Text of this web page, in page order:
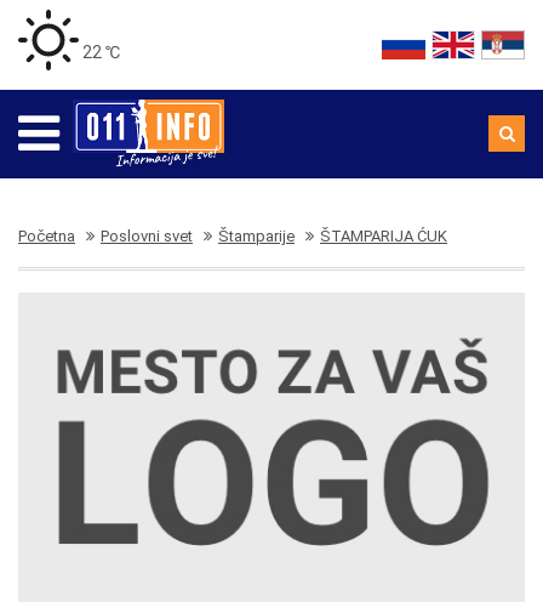
22 ℃
Početna Poslovni svet Štamparije ŠTAMPARIJA ĆUK